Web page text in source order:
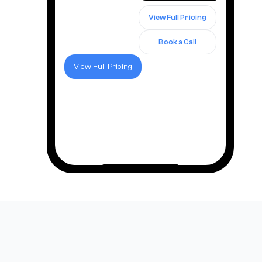
View Full Pricing
Book a Call
View Full Pricing